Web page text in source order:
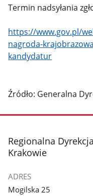
Termin nadsyłania
https://www.gov.pl/
nagroda-
kandydatur
Źródło: Generalna
stopka
Regionalna
Krakowie
ADRES
Mogilska 25